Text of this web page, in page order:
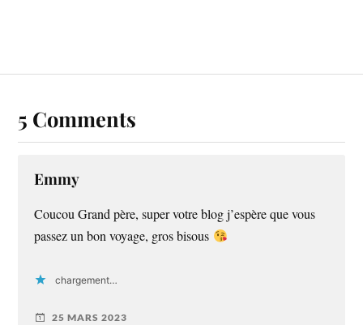
5 Comments
Emmy
Coucou Grand père, super votre blog j’espère que vous
passez un bon voyage, gros bisous
chargement…
25 MARS 2023